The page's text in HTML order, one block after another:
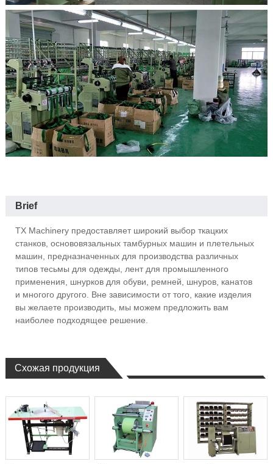
Brief
TX Machinery предоставляет широкий выбор ткацких
станков, основовязальных тамбурных машин и плетельных
машин, предназначенных для производства различных
типов тесьмы для одежды, лент для промышленного
применения, шнурков для обуви, ремней, шнуров, канатов
и многого другого. Вне зависимости от того, какие изделия
вы желаете производить, мы можем предложить вам
наиболее подходящее решение.
Схожая продукция